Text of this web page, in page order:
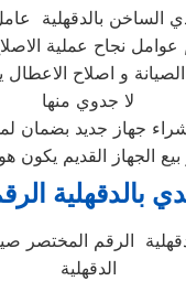
الساخن بالدقهلية
عوامل نجاح عملية الاصلاح ,
و اصلاح
لا جدوي منها
جهاز جديد بضمان
بالدقهلية
الرقم المختصر
الدقهلية